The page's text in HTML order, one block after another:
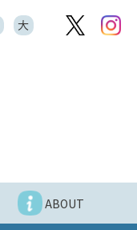
大
ABOUT